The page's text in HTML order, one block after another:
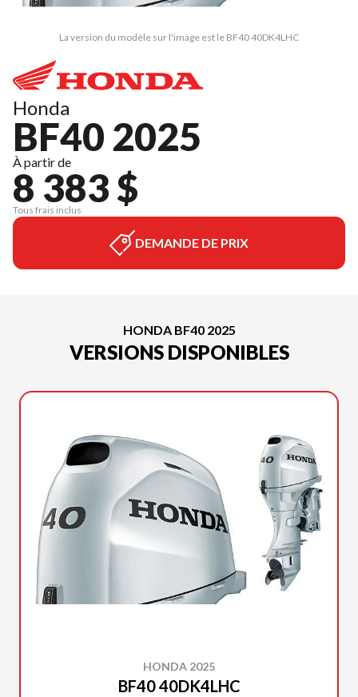
La version du modèle sur l'image est le BF40 40DK4LHC
Honda
BF40 2025
À partir de
8 383 $
Tous frais inclus
DEMANDE DE PRIX
HONDA BF40 2025
VERSIONS DISPONIBLES
HONDA 2025
BF40 40DK4LHC